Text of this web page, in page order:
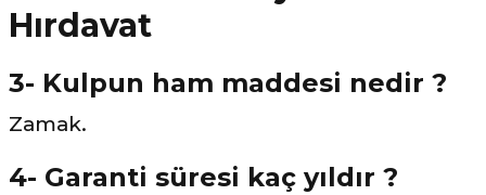
3- Kulpun ham maddesi nedir ?
Zamak.
4- Garanti süresi kaç yıldır ?